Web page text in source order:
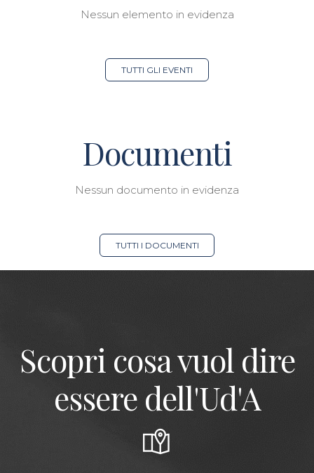
Nessun elemento in evidenza
TUTTI GLI EVENTI
Documenti
Nessun documento in evidenza
TUTTI I DOCUMENTI
Scopri cosa vuol dire
essere dell'Ud'A